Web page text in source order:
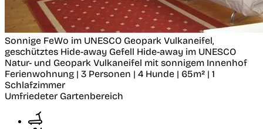
Sonnige FeWo im UNESCO Geopark Vulkaneifel,
geschütztes Hide-away Gefell Hide-away im UNESCO
Natur- und Geopark Vulkaneifel mit sonnigem Innenhof
Ferienwohnung | 3 Personen | 4 Hunde | 65m² | 1
Schlafzimmer
Umfriedeter Gartenbereich